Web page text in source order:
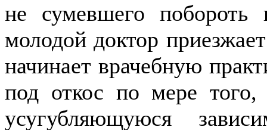
не сумевшего
молодой доктор
начинает врачебную
под откос по мере
усугубляющуюся